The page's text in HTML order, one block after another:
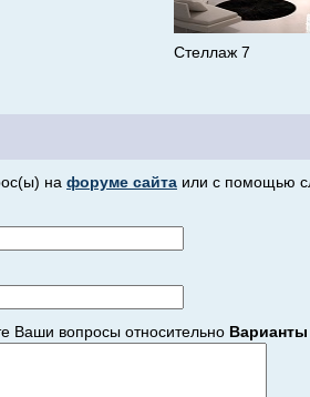
Стеллаж 7
на форуме сайта или с помощью
Ваши вопросы относительно Варианты